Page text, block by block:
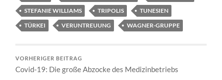
STEFANIE WILLIAMS
TRIPOLIS
TUNESIEN
TÜRKEI
VERUNTREUUNG WAGNER-GRUPPE
VORHERIGER BEITRAG
Covid-19: Die große Abzocke des Medizinbetriebs